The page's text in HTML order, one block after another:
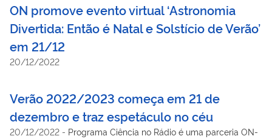
ON promove evento virtual ‘Astronomia
Divertida: Então é Natal e Solstício de Verão’
em 21/12
20/12/2022
Verão 2022/2023 começa em 21 de
dezembro e traz espetáculo no céu
20/12/2022 - Programa Ciência no Rádio é uma parceria ON-